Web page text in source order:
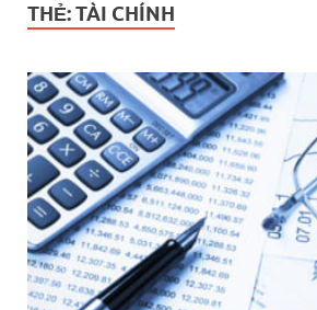
THẺ:TÀI CHÍNH